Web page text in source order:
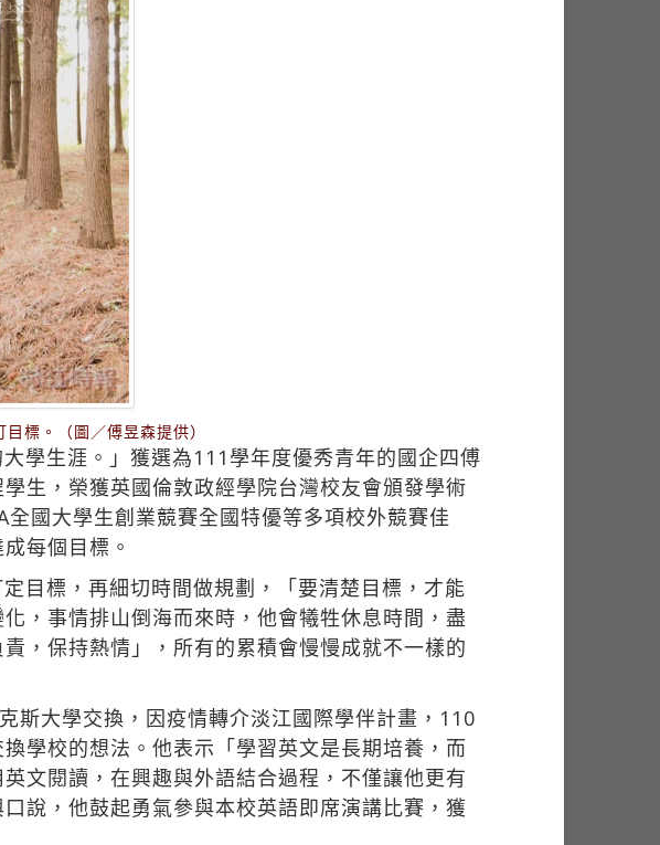
標。（圖／傅昱森提供）
學生涯。」獲選為111學年度優秀青年的國企四傅
生，榮獲英國倫敦政經學院台灣校友會頒發學術
國大學生創業競賽全國特優等多項校外競賽佳
每個目標。
目標，再細切時間做規劃，「要清楚目標，才能
，事情排山倒海而來時，他會犧牲休息時間，盡
，保持熱情」，所有的累積會慢慢成就不一樣的
斯大學交換，因疫情轉介淡江國際學伴計畫，110
學校的想法。他表示「學習英文是長期培養，而
文閱讀，在興趣與外語結合過程，不僅讓他更有
說，他鼓起勇氣參與本校英語即席演講比賽，獲